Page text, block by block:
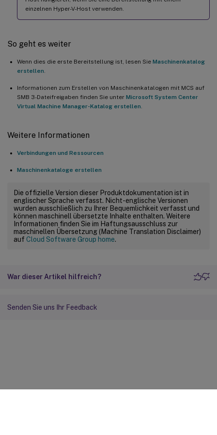
einzelnen Hyper-V-Host verwenden.
So geht es weiter
Wenn dies die erste Bereitstellung ist, lesen Sie Maschinenkatalog
erstellen
Informationen zum Erstellen von Maschinenkatalogen mit MCS auf
SMB 3-Dateifreigaben finden Sie unter Microsoft System Center
Virtual Machine Manager-Katalog erstellen
Weitere Informationen
Verbindungen und Ressourcen
Maschinenkataloge erstellen
Die offizielle Version dieser Produktdokumentation ist in
englischer Sprache verfasst. Nicht-englische Versionen
wurden ausschließlich zu Ihrer Bequemlichkeit verfasst und
können maschinell übersetzte Inhalte enthalten. Weitere
Informationen finden Sie im Haftungsausschluss zur
maschinellen Übersetzung (Machine Translation Disclaimer)
auf Cloud Software Group home.
War dieser Artikel hilfreich?
Senden Sie uns Ihr Feedback